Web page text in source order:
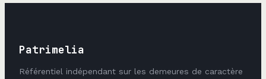
Patrimelia
Référentiel indépendant sur les demeures de caractère